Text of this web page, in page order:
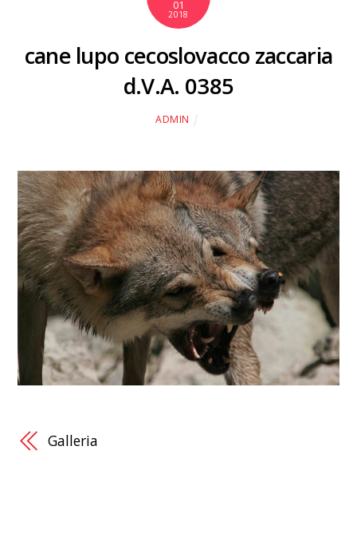
01
2018
cane lupo cecoslovacco zaccaria
d.V.A. 0385
ADMIN
Galleria